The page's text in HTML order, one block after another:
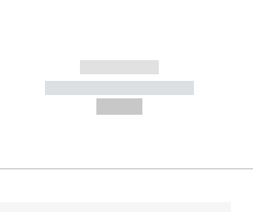
------------
----------- -----------